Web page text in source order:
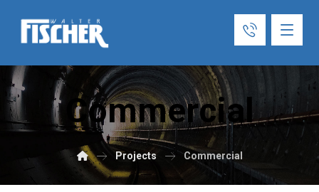
Commercial
Projects Commercial